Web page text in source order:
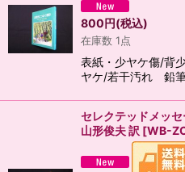
800円(税込)
在庫数 1点
表紙・少ヤケ傷/背
ヤケ/若干汚れ 鉛
セレクテッドメッ
山形俊夫 訳 [WB-